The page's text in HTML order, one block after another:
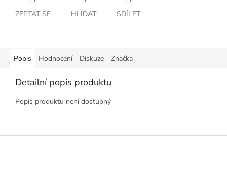
ZEPTAT SE HLÍDAT SDÍLET
Popis Hodnocení Diskuze Značka
Detailní popis produktu
Popis produktu není dostupný
Z